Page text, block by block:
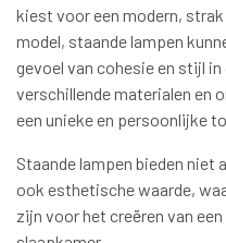
kiest voor een modern,
model, staande lampen
gevoel van cohesie en stijl
verschillende materialen en
een unieke en persoonlijke
Staande lampen bieden niet
ook esthetische waarde,
zijn voor het creëren van